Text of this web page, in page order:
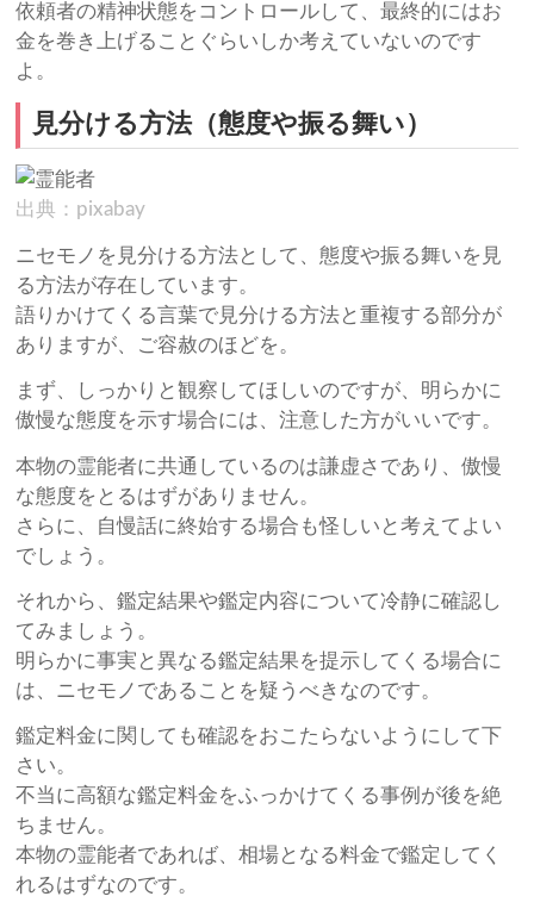
依頼者の精神状態をコントロールして、最終的にはお
金を巻き上げることぐらいしか考えていないのです
よ。
見分ける方法（態度や振る舞い）
出典：pixabay
ニセモノを見分ける方法として、態度や振る舞いを見
る方法が存在しています。
語りかけてくる言葉で見分ける方法と重複する部分が
ありますが、ご容赦のほどを。
まず、しっかりと観察してほしいのですが、明らかに
傲慢な態度を示す場合には、注意した方がいいです。
本物の霊能者に共通しているのは謙虚さであり、傲慢
な態度をとるはずがありません。
さらに、自慢話に終始する場合も怪しいと考えてよい
でしょう。
それから、鑑定結果や鑑定内容について冷静に確認し
てみましょう。
明らかに事実と異なる鑑定結果を提示してくる場合に
は、ニセモノであることを疑うべきなのです。
鑑定料金に関しても確認をおこたらないようにして下
さい。
不当に高額な鑑定料金をふっかけてくる事例が後を絶
ちません。
本物の霊能者であれば、相場となる料金で鑑定してく
れるはずなのです。